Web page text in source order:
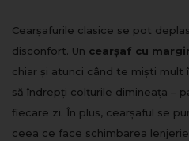
Cearșafurile clasice se pot
disconfort. Un cearșaf cu
chiar și atunci când te miști mult
să îndrepți colțurile dimineața –
fiecare zi. În plus, cearșaful se
ceea ce face schimbarea